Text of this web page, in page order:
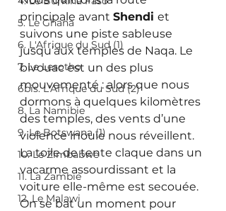
5. Le Ghana
6. L'Afrique du Sud (1)
7. Le Lesotho
6bis. L'Afrique du Sud (2)
8. La Namibie
9. Le Botswana (1)
10. Le Zimbabwe
11. La Zambie
12. Le Malawi
principale avant Shendi et
suivons une piste sableuse
jusqu’aux temples de Naqa. Le
bivouac est un des plus
mouvementé : alors que nous
dormons à quelques kilomètres
des temples, des vents d’une
violence inouïe nous réveillent.
La toile de tente claque dans un
vacarme assourdissant et la
voiture elle-même est secouée.
On se bat un moment pour